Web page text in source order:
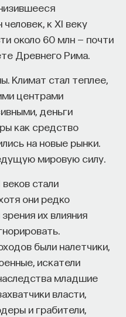
к XI веку
около 60 млн — почти
Древнего Рима.
Климат стал теплее,
центрами
деньги
как средство
на новые рынки.
мировую силу.
стали
они редко
их влияния
были налетчики,
искатели
младшие
власти,
и грабители,
ситуации в Германии
прихода к власти
можно
дюркгеймовской
теории,
кризисы
критерии
а также
средствами
свою
таких
основания.
непредсказуемости
отчаяние,
(resignation);